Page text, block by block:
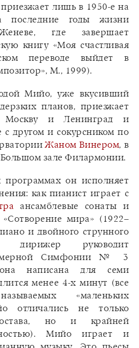
лишь в 1950-е на
последние годы жизни
где завершает
книгу «Моя счастливая
переводе выйдет в
М., 1999).
Мийо, уже вкусивший
планов, приезжает
Москву и Ленинград и
с другом и сокурсником по
Жаном Винером, в
Большом зале Филармонии.
он исполняет
как пианист играет с
ансамблевые сонаты и
мира» (1922–
и двойного струнного
дирижер руководит
Симфонии № 3
написана для семи
менее 4-х минут (все
«маленьких
отличались не только
но и крайней
Мийо играет и